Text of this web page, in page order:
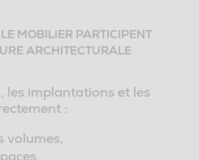
MOBILIER PARTICIPENT
ARCHITECTURALE
, les implantations et les
:
volumes,